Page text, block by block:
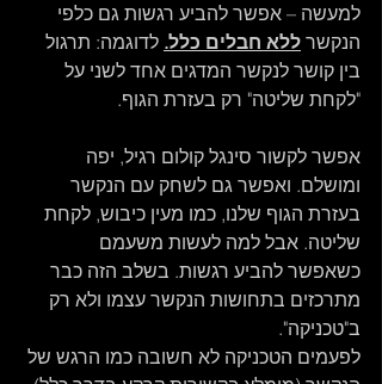
למעשה – אפשר להביע רגשות גם כלפי
הנקשר ללא חבלים כלל. לדוגמה: תרגול
בין קושר לנקשר המדגים אחד לשני על
"לקחת שליטה" רק בעזרת הגוף.
אפשר לקשור סינגל קולום רגיל, יפה
ומושלם. ואפשר גם לשחק עם הנקשר
בעזרת הגוף שלנו, כמו מעין כיבוש, לקחת
שליטה. אבל למה לעשות משעמם
כשאפשר להביע רגשות. בשלב הזה כבר
מתרכזים בתחושות הנקשר עצמו ולא רק
ב"טכניקה".
לפעמים הטכניקה לא חשובה כמו הרגש של